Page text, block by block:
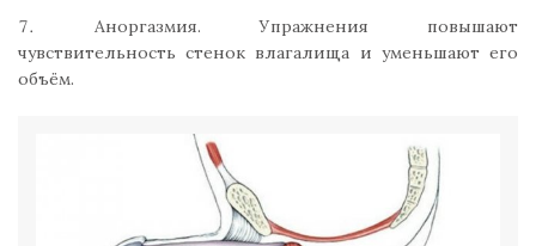
Аноргазмия. Упражнения повышают
чувствительность стенок влагалища и уменьшают его
объём.